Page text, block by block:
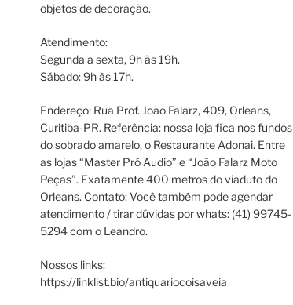
objetos de decoração.
Atendimento:
Segunda a sexta, 9h às 19h.
Sábado: 9h às 17h.
Endereço: Rua Prof. João Falarz, 409, Orleans,
Curitiba-PR. Referência: nossa loja fica nos fundos
do sobrado amarelo, o Restaurante Adonai. Entre
as lojas “Master Pró Audio” e “João Falarz Moto
Peças”. Exatamente 400 metros do viaduto do
Orleans. Contato: Você também pode agendar
atendimento / tirar dúvidas por whats: (41) 99745-
5294 com o Leandro.
Nossos links:
https://linklist.bio/antiquariocoisaveia